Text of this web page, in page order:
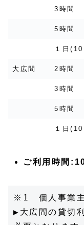
3時間
5時間
１日
大広間 2時間
3時間
5時間
１日
ご利用時間
※1　個人事業
▶大広間の貸切